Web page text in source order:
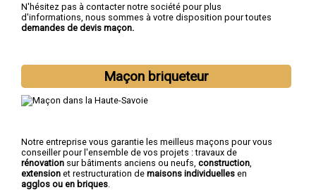
N'hésitez pas à contacter notre société pour plus
d'informations, nous sommes à votre disposition pour toutes
demandes de devis maçon.
Maçon briqueteur
Notre entreprise vous garantie les meilleus maçons pour vous
conseiller pour l'ensemble de vos projets : travaux de
rénovation sur bâtiments anciens ou neufs, construction
extension et restructuration de maisons individuelles en
agglos ou en briques